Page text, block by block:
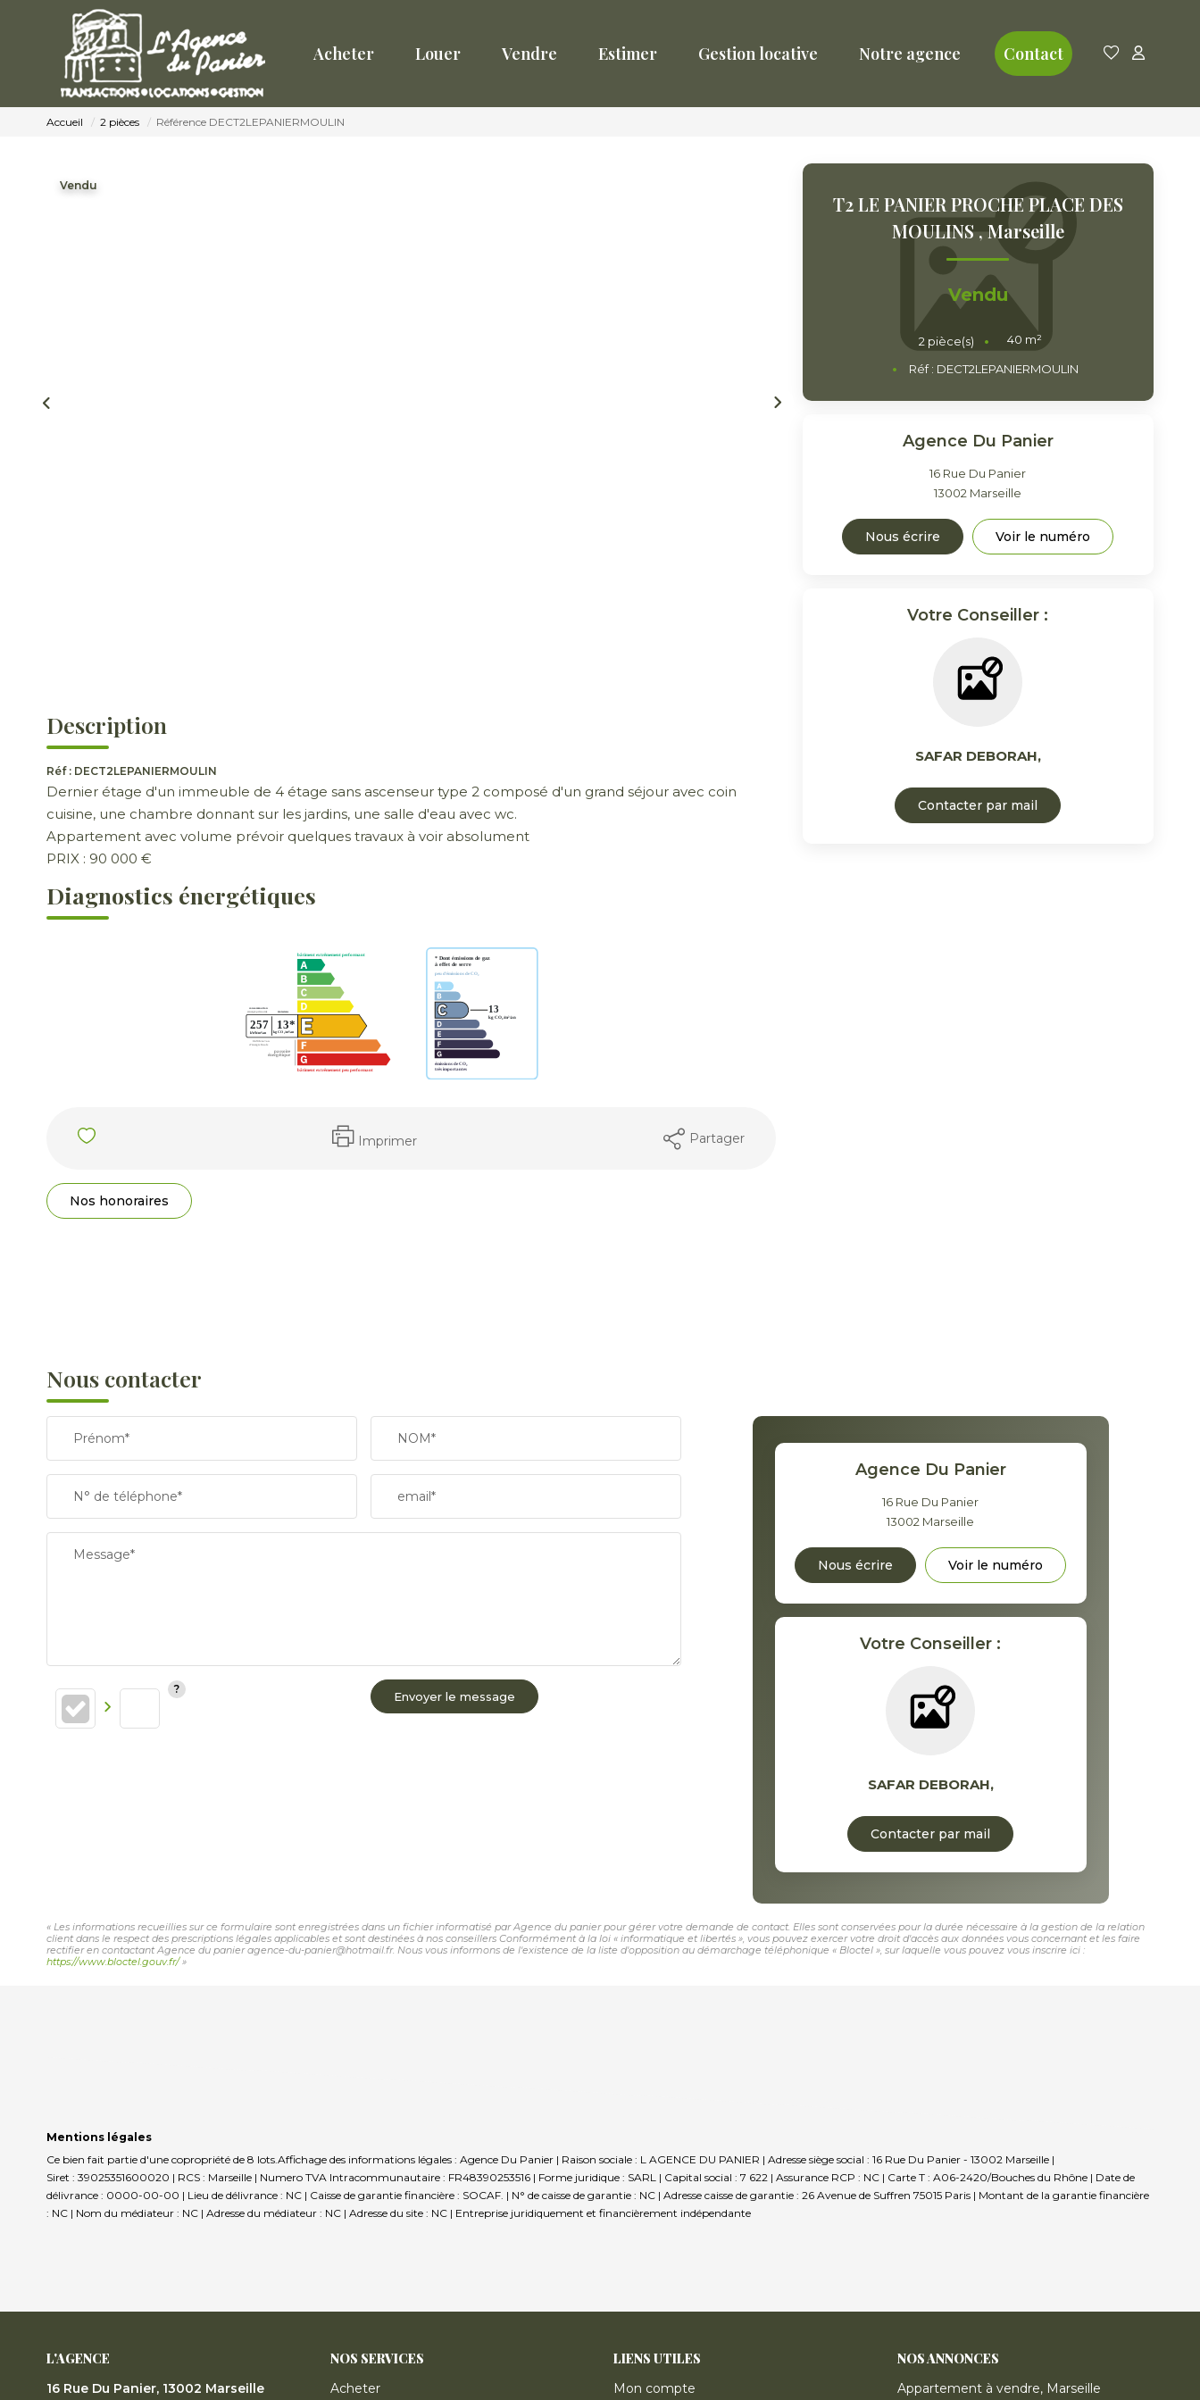
Acheter Louer Vendre Estimer Gestion locative Notre agence Contact
Accueil 2 pièces Référence DECT2LEPANIERMOULIN
Vendu
Description
Réf : DECT2LEPANIERMOULIN
Dernier étage d'un immeuble de 4 étage sans ascenseur type 2 composé d'un grand séjour avec coin
cuisine, une chambre donnant sur les jardins, une salle d'eau avec wc.
Appartement avec volume prévoir quelques travaux à voir absolument
PRIX : 90 000 €
Diagnostics énergétiques
Imprimer Partager
Nos honoraires
T2 LE PANIER PROCHE PLACE DES
MOULINS,Marseille
Vendu
2 pièce(s) 40 m²
Réf : DECT2LEPANIERMOULIN
Agence Du Panier
16 Rue Du Panier
13002 Marseille
Nous écrire Voir le numéro
Votre Conseiller :
SAFAR DEBORAH,
Contacter par mail
Nous contacter
Prénom* NOM*
N° de téléphone* email*
Message*
Envoyer le message
Agence Du Panier
16 Rue Du Panier
13002 Marseille
Nous écrire Voir le numéro
Votre Conseiller :
SAFAR DEBORAH,
Contacter par mail
« Les informations recueillies sur ce formulaire sont enregistrées dans un fichier informatisé par Agence du panier pour gérer votre demande de contact. Elles sont conservées pour la durée nécessaire à la gestion de la relation
client dans le respect des prescriptions légales applicables et sont destinées à nos conseillers Conformément à la loi « informatique et libertés », vous pouvez exercer votre droit d'accès aux données vous concernant et les faire
rectifier en contactant Agence du panier agence-du-panier@hotmail.fr. Nous vous informons de l'existence de la liste d'opposition au démarchage téléphonique « Bloctel », sur laquelle vous pouvez vous inscrire ici :
https://www.bloctel.gouv.fr/»
Mentions légales
Ce bien fait partie d'une copropriété de 8 lots.Affichage des informations légales : Agence Du Panier | Raison sociale : L AGENCE DU PANIER | Adresse siège social : 16 Rue Du Panier - 13002 Marseille |
Siret : 39025351600020 | RCS : Marseille | Numero TVA Intracommunautaire : FR48390253516 | Forme juridique : SARL | Capital social : 7 622 | Assurance RCP : NC | Carte T : A06-2420/Bouches du Rhône | Date de
délivrance : 0000-00-00 | Lieu de délivrance : NC | Caisse de garantie financière : SOCAF. | N° de caisse de garantie : NC | Adresse caisse de garantie : 26 Avenue de Suffren 75015 Paris | Montant de la garantie financière
: NC | Nom du médiateur : NC | Adresse du médiateur : NC | Adresse du site : NC | Entreprise juridiquement et financièrement indépendante
L'AGENCE
16 Rue Du Panier, 13002 Marseille
NOS SERVICES
Acheter
LIENS UTILES
Mon compte
NOS ANNONCES
Appartement à vendre, Marseille